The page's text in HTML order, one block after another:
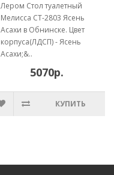
Лером Стол туалетный
Мелисса СТ-2803 Ясень
Асахи в Обнинске. Цвет
корпуса(ЛДСП) - Ясень
Асахи;&..
5070р.
КУПИТЬ